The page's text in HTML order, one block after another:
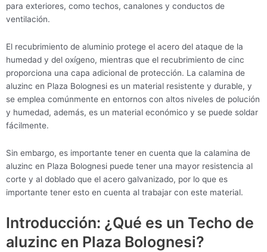
para exteriores, como techos, canalones y conductos de
ventilación.
El recubrimiento de aluminio protege el acero del ataque de la
humedad y del oxígeno, mientras que el recubrimiento de cinc
proporciona una capa adicional de protección. La calamina de
aluzinc en Plaza Bolognesi es un material resistente y durable, y
se emplea comúnmente en entornos con altos niveles de polución
y humedad, además, es un material económico y se puede soldar
fácilmente.
Sin embargo, es importante tener en cuenta que la calamina de
aluzinc en Plaza Bolognesi puede tener una mayor resistencia al
corte y al doblado que el acero galvanizado, por lo que es
importante tener esto en cuenta al trabajar con este material.
Introducción: ¿Qué es un Techo de
aluzinc en Plaza Bolognesi?